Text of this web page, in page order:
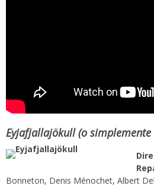
Eyjafjallajökull (o simplemente
Bonneton, Denis Ménochet, Albert